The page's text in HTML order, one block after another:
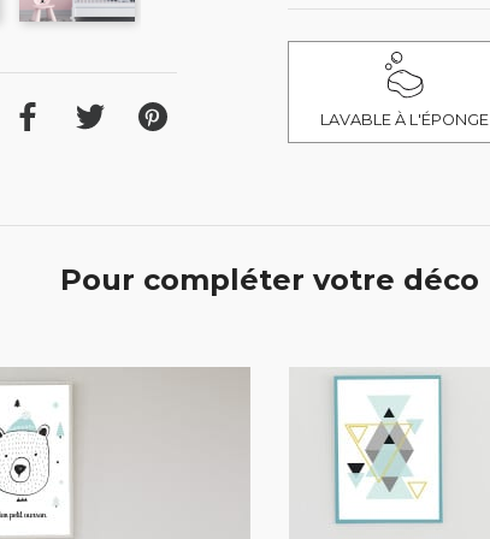
LAVABLE À L'ÉPONGE
Pour compléter votre déco